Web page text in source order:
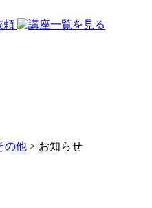
の他 > お知らせ